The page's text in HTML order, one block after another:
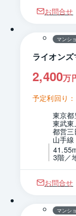
お問合せ
マンシ
ライオン
2,400万
予定利回り：
東京
東武
都営
山手
3階／
お問合せ
マンシ